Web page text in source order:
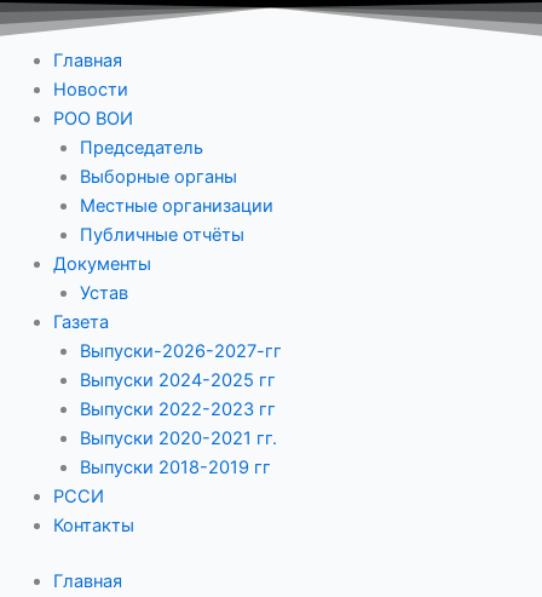
Главная
Новости
РОО ВОИ
Председатель
Выборные органы
Местные организации
Публичные отчёты
Документы
Устав
Газета
Выпуски-2026-2027-гг
Выпуски 2024-2025 гг
Выпуски 2022-2023 гг
Выпуски 2020-2021 гг.
Выпуски 2018-2019 гг
РССИ
Контакты
Главная